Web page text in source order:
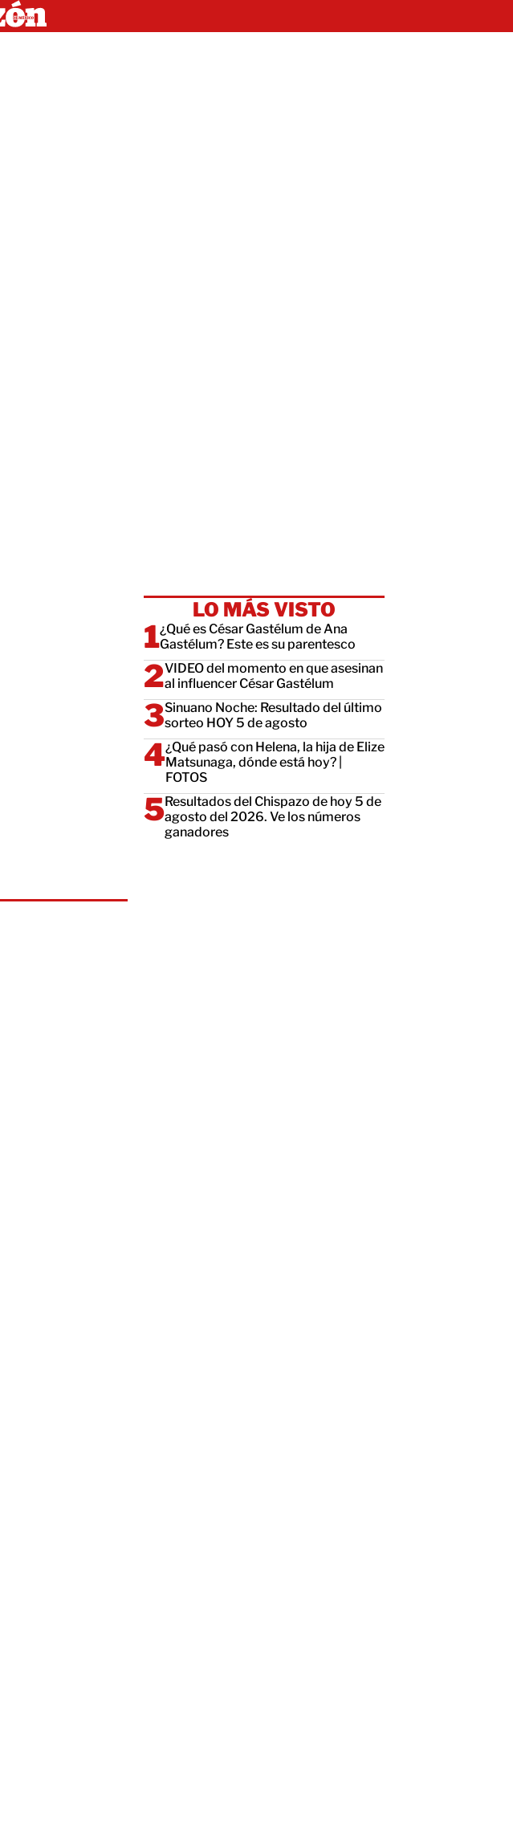
LO MÁS VISTO
¿Qué es César Gastélum de Ana
Gastélum? Este es su parentesco
VIDEO del momento en que asesinan
al influencer César Gastélum
Sinuano Noche: Resultado del último
sorteo HOY 5 de agosto
¿Qué pasó con Helena, la hija de Elize
Matsunaga, dónde está hoy? |
FOTOS
Resultados del Chispazo de hoy 5 de
agosto del 2026. Ve los números
ganadores